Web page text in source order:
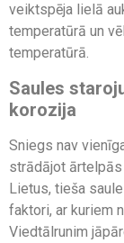
veiktspēja lielā
temperatūrā un
temperatūrā.
Saules
korozija
Sniegs nav
strādājot ārtelpās
Lietus, tieša
faktori, ar kuriem
Viedtālrunim